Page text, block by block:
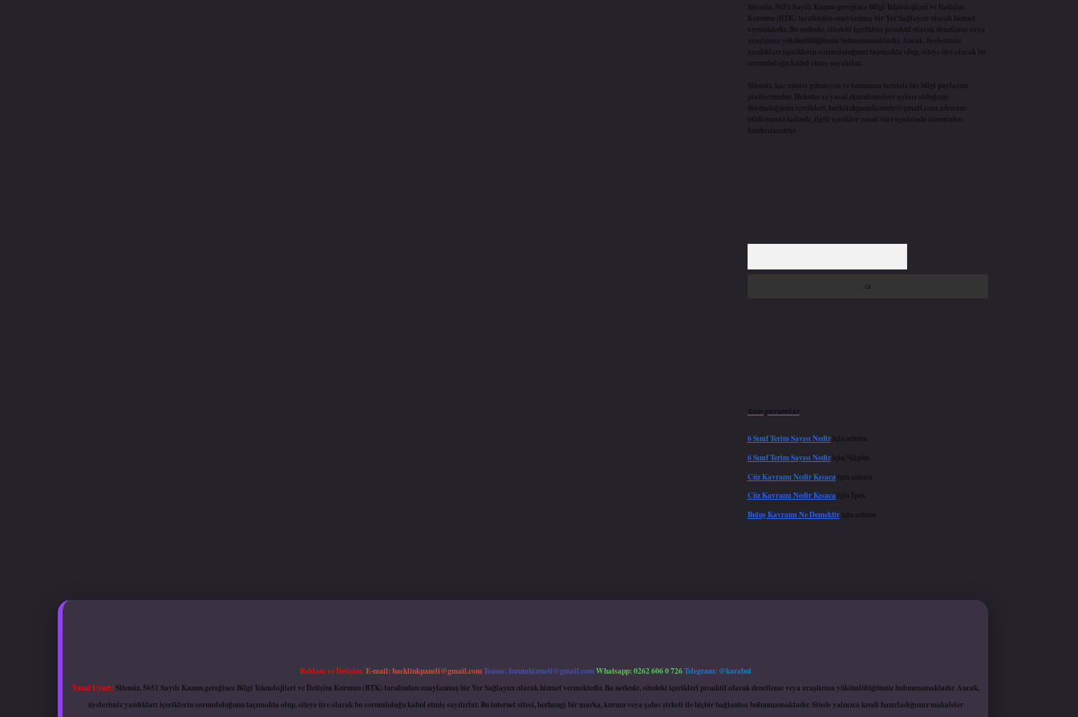
Sitemiz, 5651 Sayılı Kanun gereğince Bilgi Teknolojileri ve İletişim
Kurumu (BTK) tarafından onaylanmış bir Yer Sağlayıcı olarak hizmet
vermektedir. Bu nedenle, sitedeki içerikleri proaktif olarak denetleme veya
araştırma yükümlülüğümüz bulunmamaktadır. Ancak, üyelerimiz
yazdıkları içeriklerin sorumluluğunu taşımakta olup, siteye üye olarak bu
sorumluluğu kabul etmiş sayılırlar.
Sitemiz, kar amacı gütmeyen ve tamamen ücretsiz bir bilgi paylaşım
platformudur. Hukuka ve yasal düzenlemelere aykırı olduğunu
düşündüğünüz içerikleri, backlinkpanelicomtr@gmail.com adresine
bildirmeniz halinde, ilgili içerikler yasal süre içerisinde sitemizden
kaldırılacaktır.
Son yorumlar
6 Sınıf Terim Sayısı Nediriçin admin
6 Sınıf Terim Sayısı Nediriçin Nilgün
Cüz Kavramı Nedir Kısaca için admin
Cüz Kavramı Nedir Kısacaiçin
İpek
Buluş Kavramı Ne Demektiriçin admin
Reklam ve İletişim:E-mail:backlinkpaneli@gmail.comTeams:forumhizmeti@gmail.comWhatsapp: 0262 606 0 726Telegram: @karabul
Yasal Uyarı:Sitemiz, 5651 Sayılı Kanun gereğince Bilgi Teknolojileri ve İletişim Kurumu (BTK) tarafından onaylanmış bir Yer Sağlayıcı olarak hizmet vermektedir. Bu nedenle, sitedeki içerikleri proaktif olarak denetleme veya araştırma yükümlülüğümüz bulunmamaktadır. Ancak,
üyelerimiz yazdıkları içeriklerin sorumluluğunu taşımakta olup, siteye üye olarak bu sorumluluğu kabul etmiş sayılırlar. Bu internet sitesi, herhangi bir marka, kurum veya şahıs şirketi ile hiçbir bağlantısı bulunmamaktadır. Sitede yalnızca kendi hazırladığımız makaleler